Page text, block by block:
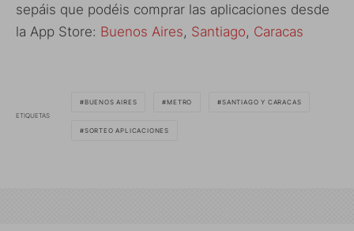
sepáis que podéis comprar las aplicaciones desde
la App Store: Buenos Aires, Santiago, Caracas
ETIQUETAS
BUENOS AIRES METRO SANTIAGO Y CARACAS
SORTEO APLICACIONES